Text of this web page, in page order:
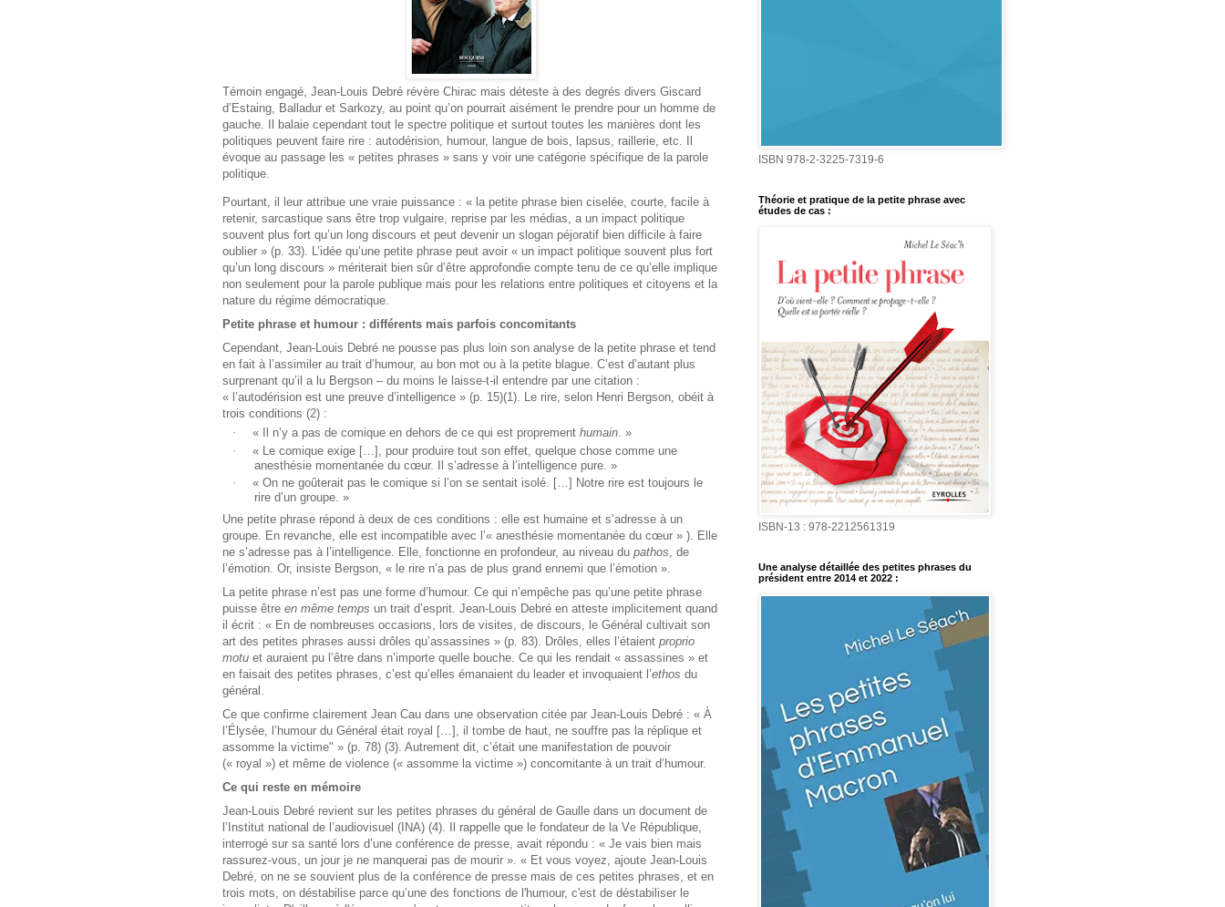
Témoin engagé, Jean-Louis Debré révère Chirac mais déteste à des degrés divers Giscard
d’Estaing, Balladur et Sarkozy, au point qu’on pourrait aisément le prendre pour un homme de
gauche. Il balaie cependant tout le spectre politique et surtout toutes les manières dont les
politiques peuvent faire rire : autodérision, humour, langue de bois, lapsus, raillerie, etc. Il
évoque au passage les « petites phrases » sans y voir une catégorie spécifique de la parole
politique.
Pourtant, il leur attribue une vraie puissance : « la petite phrase bien ciselée, courte, facile à
retenir, sarcastique sans être trop vulgaire, reprise par les médias, a un impact politique
souvent plus fort qu’un long discours et peut devenir un slogan péjoratif bien difficile à faire
oublier » (p. 33). L’idée qu’une petite phrase peut avoir « un impact politique souvent plus fort
qu’un long discours » mériterait bien sûr d’être approfondie compte tenu de ce qu’elle implique
non seulement pour la parole publique mais pour les relations entre politiques et citoyens et la
nature du régime démocratique.
Petite phrase et humour : différents mais parfois concomitants
Cependant, Jean-Louis Debré ne pousse pas plus loin son analyse de la petite phrase et tend
en fait à l’assimiler au trait d’humour, au bon mot ou à la petite blague. C’est d’autant plus
surprenant qu’il a lu Bergson – du moins le laisse-t-il entendre par une citation :
« l’autodérision est une preuve d’intelligence » (p. 15)(1). Le rire, selon Henri Bergson, obéit à
trois conditions (2) :
·
« Il n’y a pas de comique en dehors de ce qui est proprementhumain. »
·
« Le comique exige […], pour produire tout son effet, quelque chose comme une
anesthésie momentanée du cœur. Il s’adresse à l’intelligence pure. »
·
« On ne goûterait pas le comique si l’on se sentait isolé. […] Notre rire est toujours le
rire d’un groupe. »
Une petite phrase répond à deux de ces conditions : elle est humaine et s’adresse à un
groupe. En revanche, elle est incompatible avec l’« anesthésie momentanée du cœur » ). Elle
ne s’adresse pas à l’intelligence. Elle, fonctionne en profondeur, au niveau du pathos, de
l’émotion. Or, insiste Bergson, « le rire n’a pas de plus grand ennemi que l’émotion ».
La petite phrase n’est pas une forme d’humour. Ce qui n’empêche pas qu’une petite phrase
puisse être en même temps un trait d’esprit. Jean-Louis Debré en atteste implicitement quand
il écrit : « En de nombreuses occasions, lors de visites, de discours, le Général cultivait son
art des petites phrases aussi drôles qu’assassines » (p. 83). Drôles, elles l’étaient proprio
motu et auraient pu l’être dans n’importe quelle bouche. Ce qui les rendait « assassines » et
en faisait des petites phrases, c’est qu’elles émanaient du leader et invoquaient l’ethos du
général.
Ce que confirme clairement Jean Cau dans une observation citée par Jean-Louis Debré : « À
l’Élysée, l’humour du Général était royal […], il tombe de haut, ne souffre pas la réplique et
assomme la victime" » (p. 78) (3). Autrement dit, c’était une manifestation de pouvoir
(« royal ») et même de violence (« assomme la victime ») concomitante à un trait d’humour.
Ce qui reste en mémoire
Jean-Louis Debré revient sur les petites phrases du général de Gaulle dans un document de
l’Institut national de l’audiovisuel (INA) (4). Il rappelle que le fondateur de la Ve République,
interrogé sur sa santé lors d’une conférence de presse, avait répondu : « Je vais bien mais
rassurez-vous, un jour je ne manquerai pas de mourir ». « Et vous voyez, ajoute Jean-Louis
Debré, on ne se souvient plus de la conférence de presse mais de ces petites phrases, et en
trois mots, on déstabilise parce qu’une des fonctions de l'humour, c'est de déstabiliser le
ISBN 978-2-3225-7319-6
Théorie et pratique de la petite phrase avec
études de cas :
ISBN-13 : 978-2212561319
Une analyse détaillée des petites phrases du
président entre 2014 et 2022 :